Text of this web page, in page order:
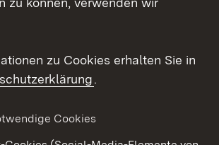
Barrierefreiheit
zu Cookies erhalten Sie in
.
Cookies